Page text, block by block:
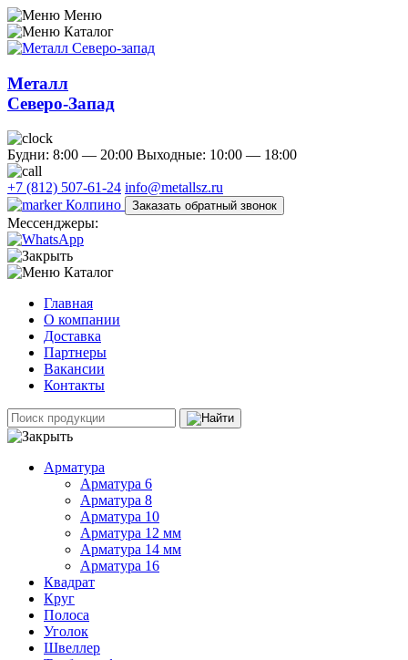
Меню
Каталог
Металл
Северо-Запад
Будни: 8:00 — 20:00 Выходные: 10:00 — 18:00
+7 (812) 507-61-24 info@metallsz.ru
Колпино
Заказать обратный звонок
Мессенджеры:
Каталог
Главная
О компании
Доставка
Партнеры
Вакансии
Контакты
Арматура
Арматура 6
Арматура 8
Арматура 10
Арматура 12 мм
Арматура 14 мм
Арматура 16
Квадрат
Круг
Полоса
Уголок
Швеллер